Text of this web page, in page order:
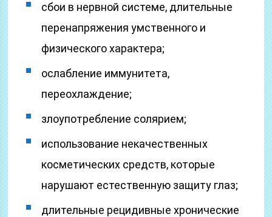
сбои в нервной системе, длительные
перенапряжения умственного и
физического характера;
ослабление иммунитета,
переохлаждение;
злоупотребление солярием;
использование некачественных
косметических средств, которые
нарушают естественную защиту глаз;
длительные рецидивные хронические